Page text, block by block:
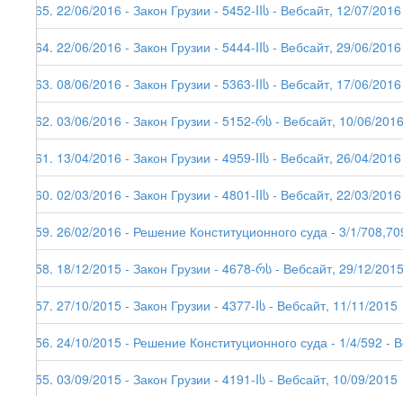
165. 22/06/2016 - Закон Грузии - 5452-IIს - Вебсайт, 12/07/2016
164. 22/06/2016 - Закон Грузии - 5444-IIს - Вебсайт, 29/06/2016
163. 08/06/2016 - Закон Грузии - 5363-IIს - Вебсайт, 17/06/2016
162. 03/06/2016 - Закон Грузии - 5152-რს - Вебсайт, 10/06/2016
161. 13/04/2016 - Закон Грузии - 4959-IIს - Вебсайт, 26/04/2016
160. 02/03/2016 - Закон Грузии - 4801-IIს - Вебсайт, 22/03/2016
159. 26/02/2016 - Решение Конституционного суда - 3/1/
158. 18/12/2015 - Закон Грузии - 4678-რს - Вебсайт, 29/12/2015
157. 27/10/2015 - Закон Грузии - 4377-Iს - Вебсайт, 11/11/2015
156. 24/10/2015 - Решение Конституционного суда - 1/4/592 -
155. 03/09/2015 - Закон Грузии - 4191-Iს - Вебсайт, 10/09/2015